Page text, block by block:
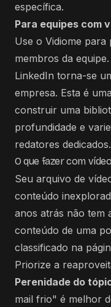
específica.
Para equipes com
Use o Vidiome
membros da
LinkedIn torna-se
empresa. Esta é
construir uma
profundidade e
redatores dedicados.
O que fazer com
Seu arquivo de
conteúdo
anos atrás não tem
conteúdo de uma
classificado na
Priorize a
Perenidade do
mail frio" é melhor